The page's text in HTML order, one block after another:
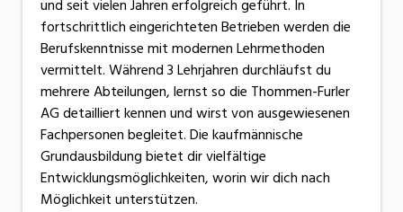
und seit vielen Jahren erfolgreich geführt. In
fortschrittlich eingerichteten Betrieben werden die
Berufskenntnisse mit modernen Lehrmethoden
vermittelt. Während 3 Lehrjahren durchläufst du
mehrere Abteilungen, lernst so die Thommen-Furler
AG detailliert kennen und wirst von ausgewiesenen
Fachpersonen begleitet. Die kaufmännische
Grundausbildung bietet dir vielfältige
Entwicklungsmöglichkeiten, worin wir dich nach
Möglichkeit unterstützen.